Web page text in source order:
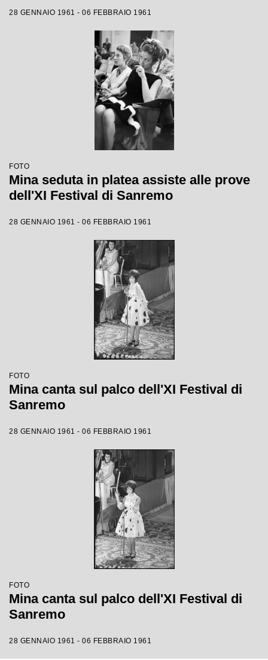
28 GENNAIO 1961 - 06 FEBBRAIO 1961
FOTO
Mina seduta in platea assiste alle prove
dell'XI Festival di Sanremo
28 GENNAIO 1961 - 06 FEBBRAIO 1961
FOTO
Mina canta sul palco dell'XI Festival di
Sanremo
28 GENNAIO 1961 - 06 FEBBRAIO 1961
FOTO
Mina canta sul palco dell'XI Festival di
Sanremo
28 GENNAIO 1961 - 06 FEBBRAIO 1961